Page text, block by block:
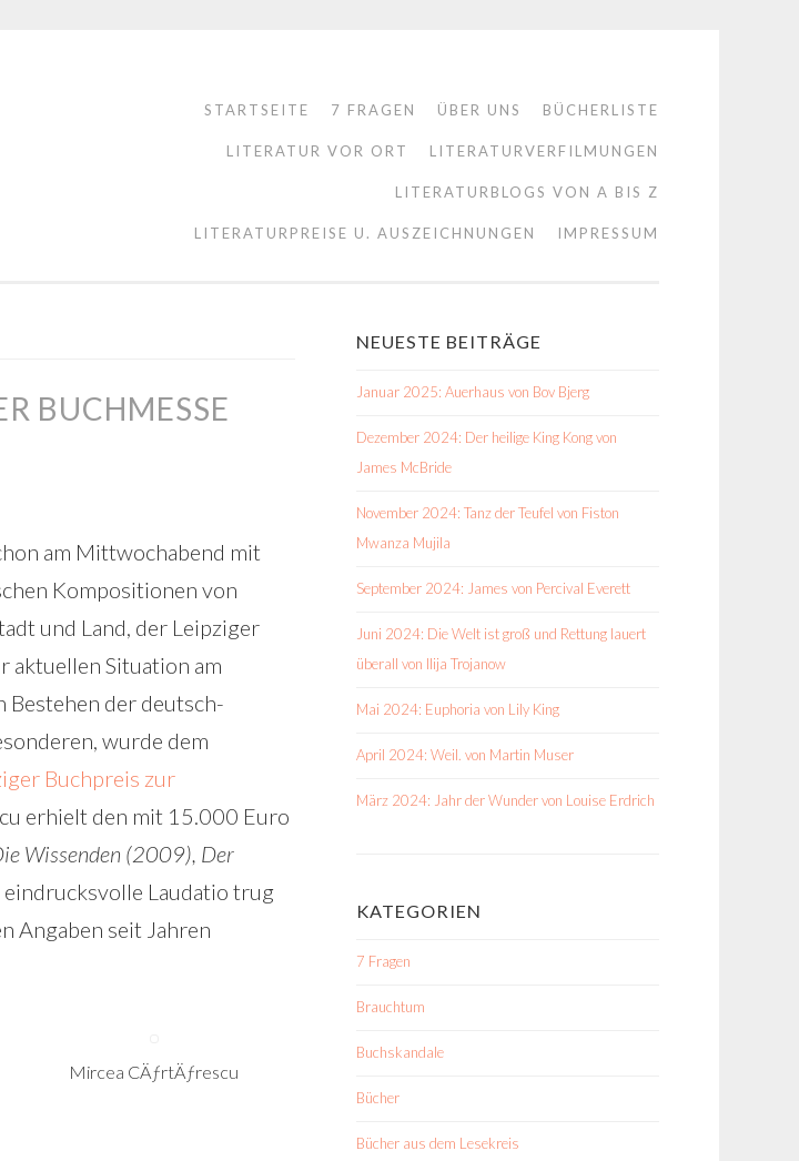
STARTSEITE 7 FRAGEN ÜBER UNS BÜCHERLISTE
LITERATUR VOR ORT LITERATURVERFILMUNGEN
LITERATURBLOGS VON A BIS Z
LITERATURPREISE U. AUSZEICHNUNGEN IMPRESSUM
BUCHMESSE
am Mittwochabend mit
Kompositionen von
und Land, der Leipziger
aktuellen Situation am
Bestehen der deutsch-
wurde dem
Buchpreis zur
erhielt den mit 15.000 Euro
Wissenden (2009), Der
eindrucksvolle Laudatio trug
Angaben seit Jahren
Mircea CÄƒrtÄƒrescu
NEUESTE BEITRÄGE
Januar 2025: Auerhaus von Bov Bjerg
Dezember 2024: Der heilige King Kong von
James McBride
November 2024: Tanz der Teufel von Fiston
Mwanza Mujila
September 2024: James von Percival Everett
Juni 2024: Die Welt ist groß und Rettung lauert
überall von Ilija Trojanow
Mai 2024: Euphoria von Lily King
April 2024: Weil. von Martin Muser
März 2024: Jahr der Wunder von Louise Erdrich
KATEGORIEN
7 Fragen
Brauchtum
Buchskandale
Bücher
Bücher aus dem Lesekreis